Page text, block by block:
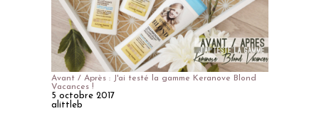
Avant / Après : J'ai testé la gamme Keranove Blond
Vacances !
5 octobre 2017
alittleb